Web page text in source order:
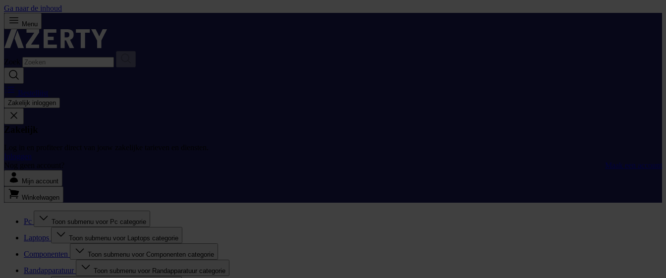
Ga naar de inhoud
Menu
Zoek
Bestellijst
Zakelijk inloggen
Zakelijk
Log in en profiteer direct van jouw zakelijke tarieven en diensten.
Inloggen
Nog geen account?
Maak een account
Mijn account
Winkelwagen
Pc Toon submenu voor Pc categorie
Laptops Toon submenu voor Laptops categorie
Componenten Toon submenu voor Componenten categorie
Randapparatuur Toon submenu voor Randapparatuur categorie